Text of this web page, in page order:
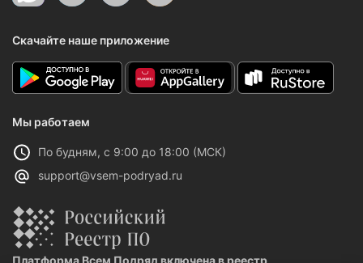
Скачайте наше приложение
Мы работаем
По будням, с 9:00 до 18:00 (МСК)
support@vsem-podryad.ru
Платформа Всем Подряд включена в реестр